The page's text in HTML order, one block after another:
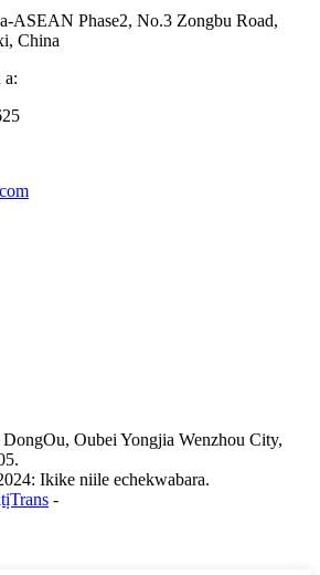
ASEAN Phase2, No.3 Zongbu Road,
China
Oubei Yongjia Wenzhou City,
Ikike niile echekwabara.
-